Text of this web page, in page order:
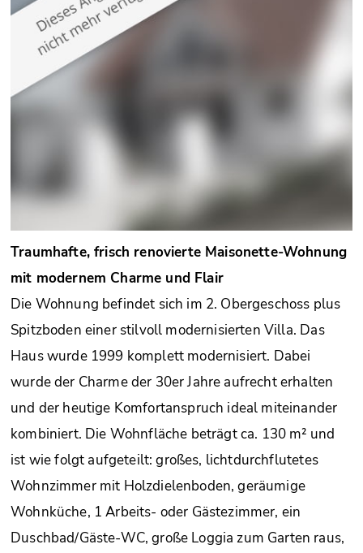
Traumhafte, frisch renovierte Maisonette-Wohnung
mit modernem Charme und Flair
Die Wohnung befindet sich im 2. Obergeschoss plus
Spitzboden einer stilvoll modernisierten Villa. Das
Haus wurde 1999 komplett modernisiert. Dabei
wurde der Charme der 30er Jahre aufrecht erhalten
und der heutige Komfortanspruch ideal miteinander
kombiniert. Die Wohnfläche beträgt ca. 130 m² und
ist wie folgt aufgeteilt: großes, lichtdurchflutetes
Wohnzimmer mit Holzdielenboden, geräumige
Wohnküche, 1 Arbeits- oder Gästezimmer, ein
Duschbad/Gäste-WC, große Loggia zum Garten raus,